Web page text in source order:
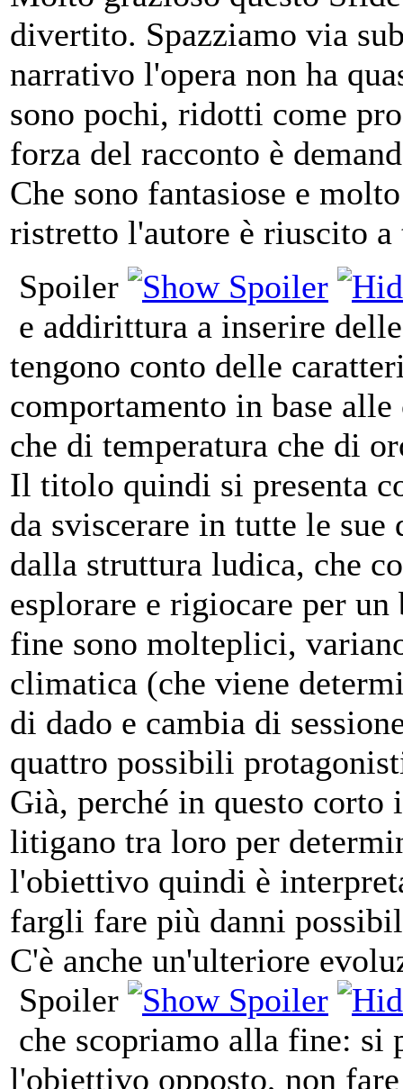
divertito. Spazziamo via
narrativo l'opera non ha
sono pochi, ridotti come
forza del racconto è
Che sono fantasiose e
ristretto l'autore è riuscito
Spoiler
e addirittura a inserire
tengono conto delle
comportamento in base
che di temperatura che di
Il titolo quindi si presenta
da sviscerare in tutte le
dalla struttura ludica, che
esplorare e rigiocare per
fine sono molteplici,
climatica (che viene
di dado e cambia di
quattro possibili
Già, perché in questo
litigano tra loro per
l'obiettivo quindi è
fargli fare più danni
C'è anche un'ulteriore
Spoiler
che scopriamo alla fine: si
l'obiettivo opposto, non